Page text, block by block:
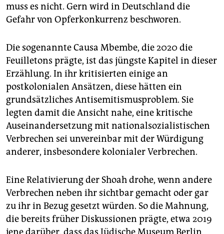
muss es nicht. Gern wird in Deutschland die
Gefahr von Opferkonkurrenz beschworen.
Die sogenannte Causa Mbembe, die 2020 die
Feuilletons prägte, ist das jüngste Kapitel in dieser
Erzählung. In ihr kritisierten einige an
postkolonialen Ansätzen, diese hätten ein
grundsätzliches Antisemitismusproblem. Sie
legten damit die Ansicht nahe, eine kritische
Auseinandersetzung mit nationalsozialistischen
Verbrechen sei unvereinbar mit der Würdigung
anderer, insbesondere kolonialer Verbrechen.
Eine Relativierung der Shoah drohe, wenn andere
Verbrechen neben ihr sichtbar gemacht oder gar
zu ihr in Bezug gesetzt würden. So die Mahnung,
die bereits früher Diskussionen prägte, etwa 2019
jene darüber, dass das Jüdische Museum Berlin